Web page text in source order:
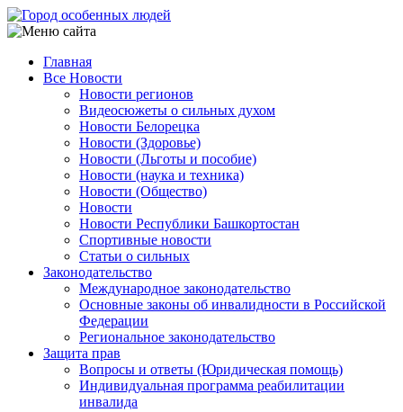
Перейти
к
содержанию
Main
navigation
Главная
Все Новости
Новости регионов
Видеосюжеты о сильных духом
Новости Белорецка
Новости (Здоровье)
Новости (Льготы и пособие)
Новости (наука и техника)
Новости (Общество)
Новости
Новости Республики Башкортостан
Спортивные новости
Статьи о сильных
Законодательство
Международное законодательство
Основные законы об инвалидности в Российской
Федерации
Региональное законодательство
Защита прав
Вопросы и ответы (Юридическая помощь)
Индивидуальная программа реабилитации
инвалида